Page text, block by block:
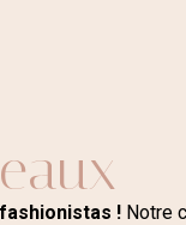
!Notre